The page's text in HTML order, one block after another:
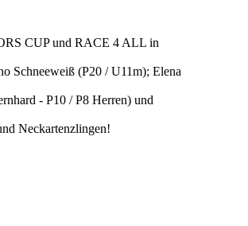
CUP und RACE 4 ALL in
Schneeweiß (P20 / U11m); Elena
- P10 / P8 Herren) und
Neckartenzlingen!